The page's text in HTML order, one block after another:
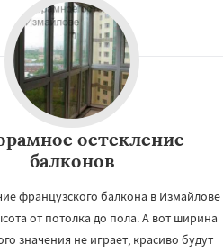
остекление
балконов
французского балкона в Измайлове
от потолка до пола. А вот ширина
значения не играет, красиво будут